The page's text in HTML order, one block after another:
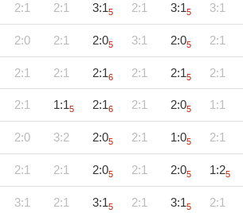
2:1 2:1 3:15 2:1 3:15 3:1
2:0 2:1 2:05 3:1 2:05 2:1
2:1 2:1 2:16 2:1 2:15 2:1
2:1 1:15 2:16 2:1 2:05 1:1
2:0 3:2 2:05 2:1 1:05 2:1
2:1 2:1 2:05 2:1 2:05 1:25
3:1 2:1 3:15 2:1 3:15 2:1